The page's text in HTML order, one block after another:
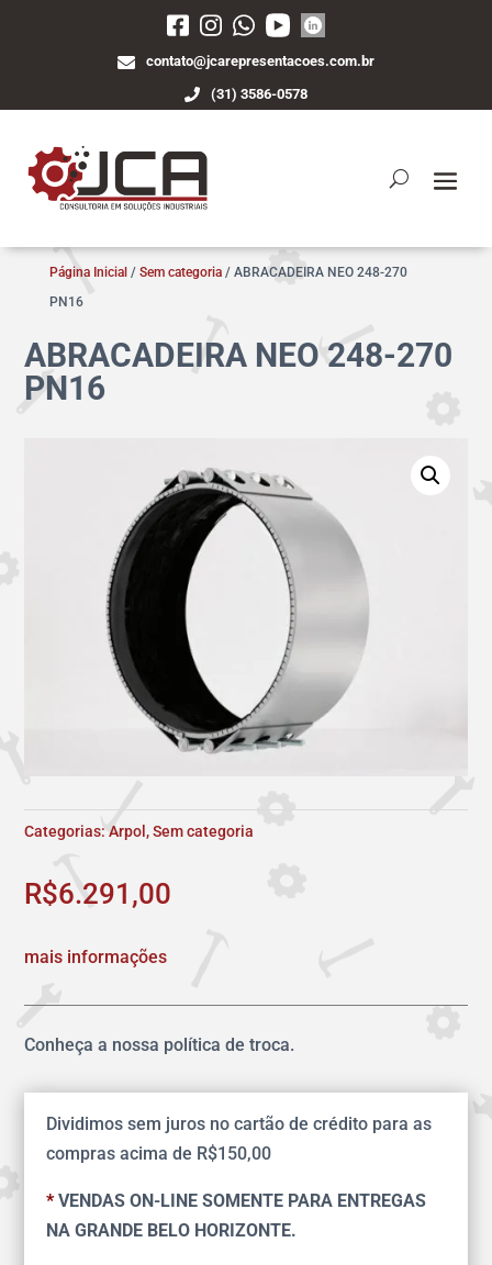
contato@jcarepresentacoes.com.br
(31) 3586-0578
Página Inicial / Sem categoria/ ABRACADEIRA NEO 248-270
PN16
ABRACADEIRA NEO 248-270
PN16
Categorias:Arpol,Sem categoria
R$6.291,00
mais informações
Conheça a nossa política de troca.
Dividimos sem juros no cartão de crédito para as
compras acima de R$150,00
* VENDAS ON-LINE SOMENTE PARA ENTREGAS
NA GRANDE BELO HORIZONTE.